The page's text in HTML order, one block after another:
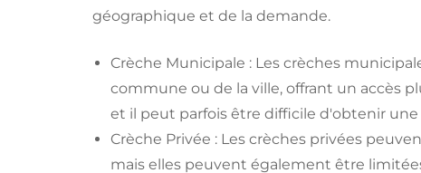
géographique et de la demande.
Crèche Municipale : Les crèches
commune ou de la ville, offrant un accès
et il peut parfois être difficile d'obtenir une
Crèche Privée : Les crèches privées
mais elles peuvent également être